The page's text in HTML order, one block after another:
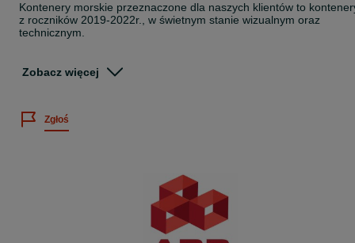
Kontenery morskie przeznaczone dla naszych klientów to
z roczników 2019-2022r., w świetnym stanie wizualnym oraz
technicznym.
Door" - czyli łatwe otwarcie wrót, ułatwia nam to zadanie
Specyfikacja:
- Kontener morski 20" DV
- możliwość piętrowania kontenerów do 7 pięter
- kieszenie w ramie kontenera do załadunku/rozładunku przez
- kostki ISO w ramie kontenera do załadunku/rozładunku za
Zobacz więcej
Zgłoś